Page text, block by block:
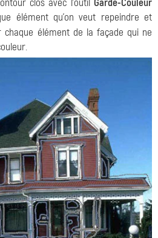
clos avec l'outil Garde-Couleur
élément qu'on veut repeindre et
chaque élément de la façade qui ne